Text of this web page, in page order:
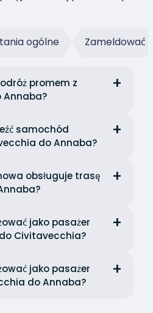
ogólne Zameldować
promem z
samochód
do Annaba?
obsługuje trasę
jako pasażer
Civitavecchia?
jako pasażer
do Annaba?